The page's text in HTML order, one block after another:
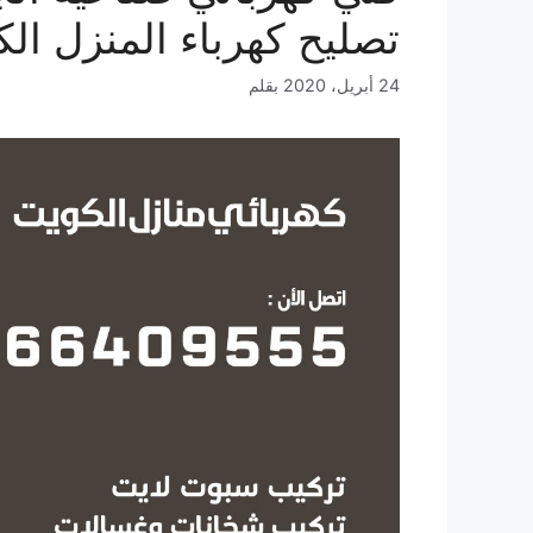
تصليح كهرباء المنزل
24 أبريل، 2020 بقلم